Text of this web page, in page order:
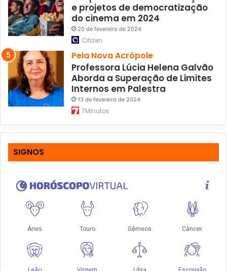
e projetos de democratização
do cinema em 2024
20 de fevereiro de 2024
Citizen
Pela Nova Acrópole
Professora Lúcia Helena Galvão
Aborda a Superação de Limites
Internos em Palestra
13 de fevereiro de 2024
7Minutos
SIGNOS